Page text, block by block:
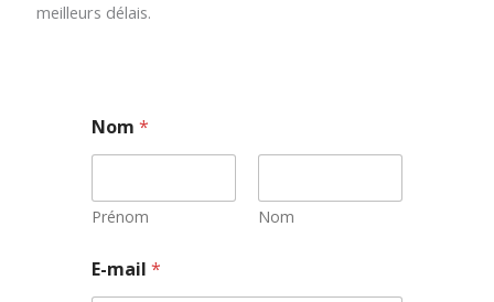
meilleurs délais.
Nom*
Prénom Nom
-
m
E-mail*